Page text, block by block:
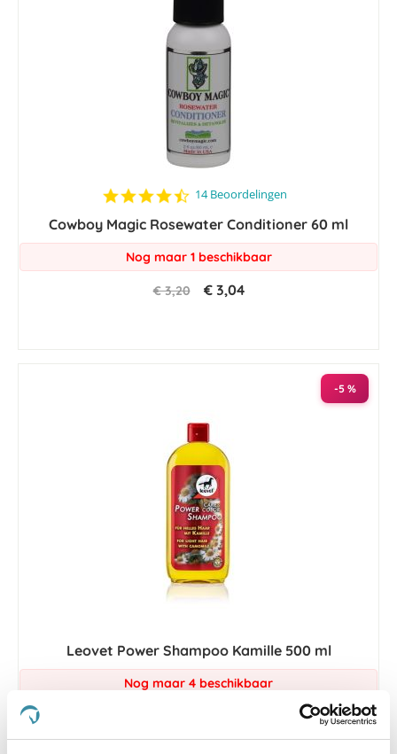
4.6
rating
14 Beoordelingen
Cowboy Magic Rosewater Conditioner 60 ml
Nog maar 1 beschikbaar
€ 3,20 € 3,04
-5 %
Leovet Power Shampoo Kamille 500 ml
Nog maar 4 beschikbaar